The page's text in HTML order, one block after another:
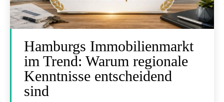
Hamburgs Immobilienmarkt
im Trend: Warum regionale
Kenntnisse entscheidend
sind